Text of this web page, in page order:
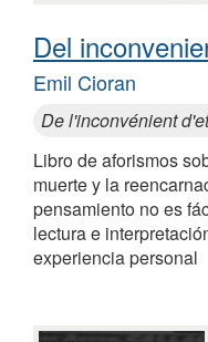
Del
Emil Cioran
De l'inconvénient
Libro de aforismos
muerte y la
pensamiento no es
lectura e
experiencia personal